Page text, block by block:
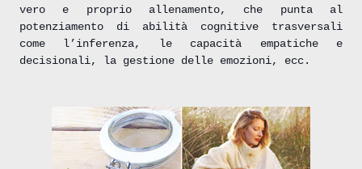
vero e proprio allenamento, che punta al
potenziamento di abilità cognitive trasversali
come l’inferenza, le capacità empatiche e
decisionali, la gestione delle emozioni, ecc.